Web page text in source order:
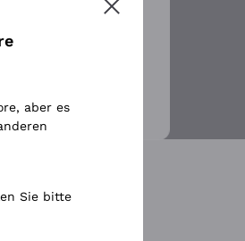
Chardonnay
aber es
Sie bitte